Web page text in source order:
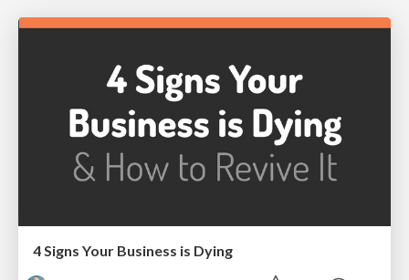
4 Signs Your Business is Dying